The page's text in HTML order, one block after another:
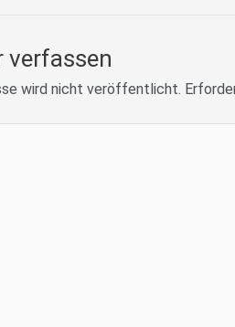
verfassen
wird nicht veröffentlicht.